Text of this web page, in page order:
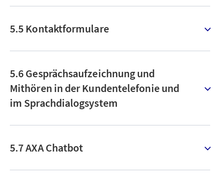
5.5 Kontaktformulare
5.6 Gesprächsaufzeichnung und
Mithören in der Kundentelefonie und
im Sprachdialogsystem
5.7 AXA Chatbot